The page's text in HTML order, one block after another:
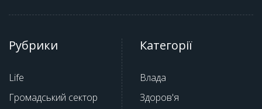
Рубрики
Life
Громадський сектор
Категорії
Влада
Здоров'я